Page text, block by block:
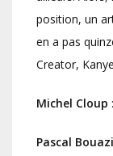
position, un
en a pas
Creator,
Michel Cloup
Pascal